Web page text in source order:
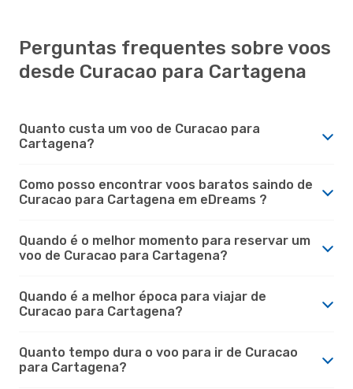
Perguntas frequentes sobre voos
desde Curacao para Cartagena
Quanto custa um voo de Curacao para
Cartagena?
Como posso encontrar voos baratos saindo de
Curacao para Cartagena em eDreams ?
Quando é o melhor momento para reservar um
voo de Curacao para Cartagena?
Quando é a melhor época para viajar de
Curacao para Cartagena?
Quanto tempo dura o voo para ir de Curacao
para Cartagena?